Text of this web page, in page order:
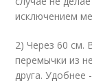
исключением
2) Через 60 см.
перемычки из
друга. Удобнее